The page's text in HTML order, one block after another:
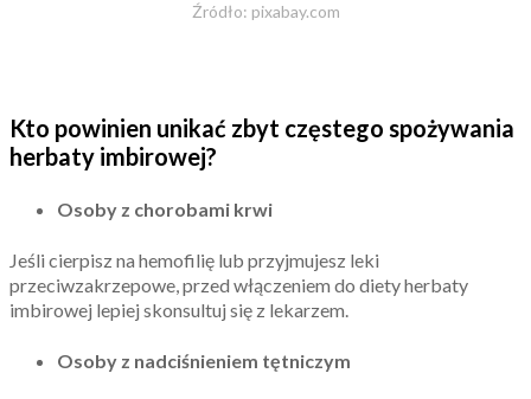
Źródło: pixabay.com
Kto powinien unikać zbyt częstego spożywania
herbaty imbirowej?
Osoby z chorobami krwi
Jeśli cierpisz na hemofilię lub przyjmujesz leki
przeciwzakrzepowe, przed włączeniem do diety herbaty
imbirowej lepiej skonsultuj się z lekarzem.
Osoby z nadciśnieniem tętniczym